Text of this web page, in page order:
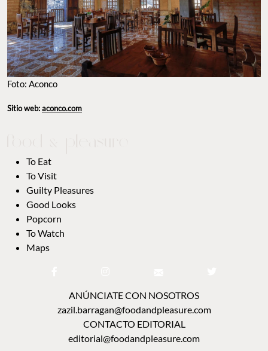
Foto: Aconco
Sitio web:aconco.com
To Eat
To Visit
Guilty Pleasures
Good Looks
Popcorn
To Watch
Maps
ANÚNCIATE CON NOSOTROS
zazil.barragan@foodandpleasure.com
CONTACTO EDITORIAL
editorial@foodandpleasure.com